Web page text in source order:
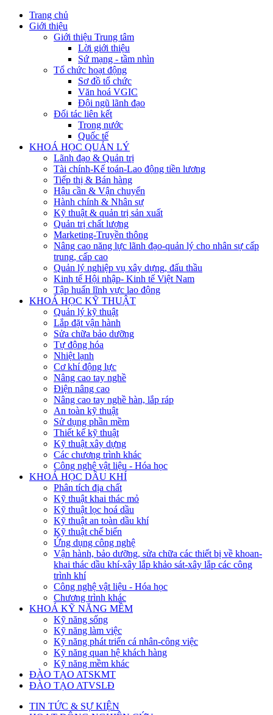
Trang chủ
Giới thiệu
Giới thiệu Trung tâm
Lời giới thiệu
Sứ mạng - tầm nhìn
Tổ chức hoạt động
Sơ đồ tổ chức
Văn hoá VGIC
Đội ngũ lãnh đạo
Đối tác liên kết
Trong nước
Quốc tế
KHOÁ HỌC QUẢN LÝ
Lãnh đạo & Quản trị
Tài chính-Kế toán-Lao động tiền lương
Tiếp thị & Bán hàng
Hậu cần & Vận chuyển
Hành chính & Nhân sự
Kỹ thuật & quản trị sản xuất
Quản trị chất lượng
Marketing-Truyền thông
Nâng cao năng lực lãnh đạo-quản lý cho nhân sự cấp
trung, cấp cao
Quản lý nghiệp vụ xây dựng, đấu thầu
Kinh tế Hội nhập- Kinh tế Việt Nam
Tập huấn lĩnh vực lao động
KHOÁ HỌC KỸ THUẬT
Quản lý kỹ thuật
Lắp đặt vận hành
Sửa chữa bảo dưỡng
Tự động hóa
Nhiệt lạnh
Cơ khí động lực
Nâng cao tay nghề
Điện nâng cao
Nâng cao tay nghề hàn, lắp ráp
An toàn kỹ thuật
Sử dụng phần mềm
Thiết kế kỹ thuật
Kỹ thuật xây dựng
Các chương trình khác
Công nghệ vật liệu - Hóa học
KHOÁ HỌC DẦU KHÍ
Phân tích địa chất
Kỹ thuật khai thác mỏ
Kỹ thuật lọc hoá dầu
Kỹ thuật an toàn dầu khí
Kỹ thuật chế biến
Ứng dụng công nghệ
Vận hành, bảo dưỡng, sửa chữa các thiết bị về khoan-
khai thác dầu khí-xây lắp khảo sát-xây lắp các công
trình khí
Công nghệ vật liệu - Hóa học
Chương trình khác
KHOÁ KỸ NĂNG MỀM
Kỹ năng sống
Kỹ năng làm việc
Kỹ năng phát triển cá nhân-công việc
Kỹ năng quan hệ khách hàng
Kỹ năng mềm khác
ĐÀO TẠO ATSKMT
ĐÀO TẠO ATVSLĐ
TIN TỨC & SỰ KIỆN